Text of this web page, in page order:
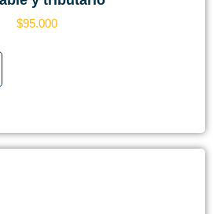
$95.000